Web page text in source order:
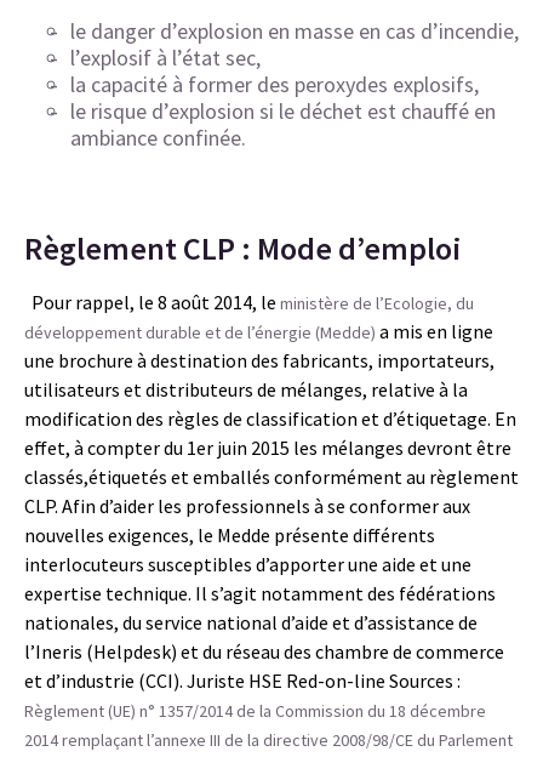
le danger d’explosion en masse en cas d’incendie,
l’explosif à l’état sec,
la capacité à former des peroxydes explosifs,
le risque d’explosion si le déchet est chauffé en
ambiance confinée.
Règlement CLP : Mode d’emploi
Pour rappel, le 8 août 2014, le ministère de l’Ecologie, du
développement durable et de l’énergie (Medde) a mis en ligne
une brochure à destination des fabricants, importateurs,
utilisateurs et distributeurs de mélanges, relative à la
modification des règles de classification et d’étiquetage. En
effet, à compter du 1er juin 2015 les mélanges devront être
classés,étiquetés et emballés conformément au règlement
CLP. Afin d’aider les professionnels à se conformer aux
nouvelles exigences, le Medde présente différents
interlocuteurs susceptibles d’apporter une aide et une
expertise technique. Il s’agit notamment des fédérations
nationales, du service national d’aide et d’assistance de
l’Ineris (Helpdesk) et du réseau des chambre de commerce
et d’industrie (CCI). Juriste HSE Red-on-line Sources :
Règlement (UE) n° 1357/2014 de la Commission du 18 décembre
2014 remplaçant l’annexe III de la directive 2008/98/CE du Parlement